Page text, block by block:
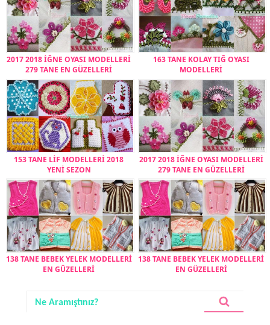
2017 2018 İĞNE OYASI MODELLERİ
279 TANE EN GÜZELLERİ
163 TANE KOLAY TIĞ OYASI
MODELLERİ
153 TANE LİF MODELLERİ 2018
YENİ SEZON
2017 2018 İĞNE OYASI MODELLERİ
279 TANE EN GÜZELLERİ
138 TANE BEBEK YELEK MODELLERİ
EN GÜZELLERİ
138 TANE BEBEK YELEK MODELLERİ
EN GÜZELLERİ